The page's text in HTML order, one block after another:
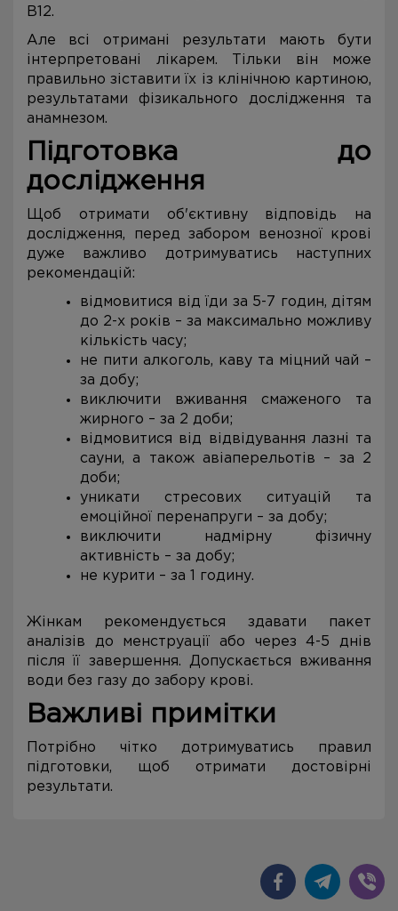
В12.
Але всі отримані результати мають бути
інтерпретовані лікарем. Тільки він може
правильно зіставити їх із клінічною картиною,
результатами фізикального дослідження та
анамнезом.
Підготовка до
дослідження
Щоб отримати об'єктивну відповідь на
дослідження, перед забором венозної крові
дуже важливо дотримуватись наступних
рекомендацій:
відмовитися від їди за 5-7 годин, дітям
до 2-х років – за максимально можливу
кількість часу;
не пити алкоголь, каву та міцний чай –
за добу;
виключити вживання смаженого та
жирного – за 2 доби;
відмовитися від відвідування лазні та
сауни, а також авіаперельотів – за 2
доби;
уникати стресових ситуацій та
емоційної перенапруги – за добу;
виключити надмірну фізичну
активність – за добу;
не курити – за 1 годину.
Жінкам рекомендується здавати пакет
аналізів до менструації або через 4-5 днів
після її завершення. Допускається вживання
води без газу до забору крові.
Важливі примітки
Потрібно чітко дотримуватись правил
підготовки, щоб отримати достовірні
результати.